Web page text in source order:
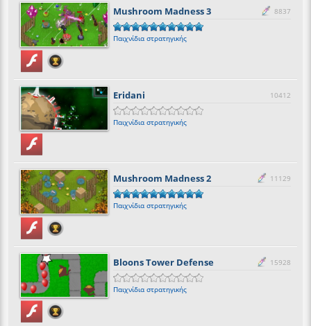
Mushroom Madness 3 8837
Παιχνίδια στρατηγικής
Eridani 10412
Παιχνίδια στρατηγικής
Mushroom Madness 2 11129
Παιχνίδια στρατηγικής
Bloons Tower Defense 15928
Παιχνίδια στρατηγικής